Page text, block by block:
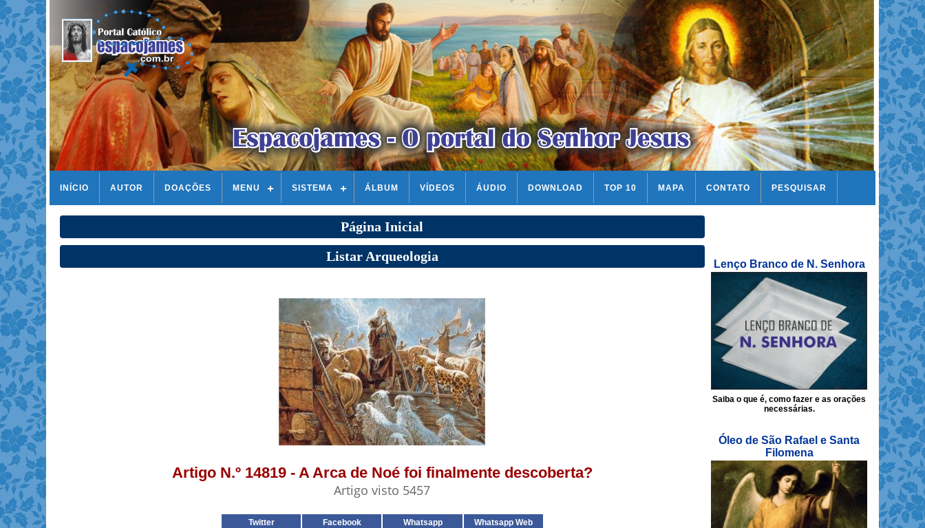
INÍCIO AUTOR DOAÇÕES MENU SISTEMA ÁLBUM VÍDEOS ÁUDIO DOWNLOAD TOP 10 MAPA CONTATO PESQUISAR
Página Inicial
Listar Arqueologia
Artigo N.º 14819 - A Arca de Noé foi finalmente descoberta?
Artigo visto 5457
Twitter Facebook Whatsapp Whatsapp Web
Lenço Branco de N. Senhora
Saiba o que é, como fazer e as orações
necessárias.
Óleo de São Rafael e Santa
Filomena